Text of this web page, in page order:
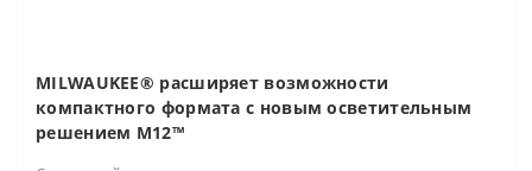
MILWAUKEE® расширяет возможности
компактного формата с новым осветительным
решением M12™